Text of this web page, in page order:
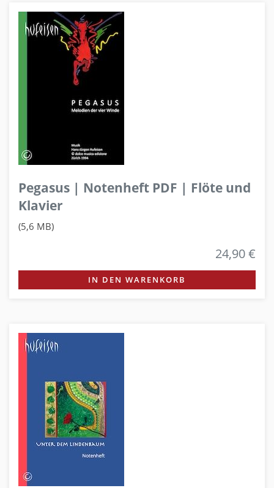
Pegasus | Notenheft PDF | Flöte und
Klavier
(5,6 MB)
24,90 €
IN DEN WARENKORB